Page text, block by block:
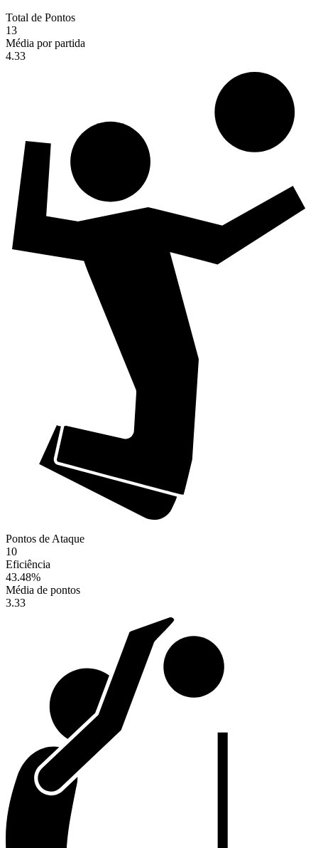
Total de Pontos
13
Média por partida
4.33
Pontos de Ataque
10
Eficiência
43.48%
Média de pontos
3.33